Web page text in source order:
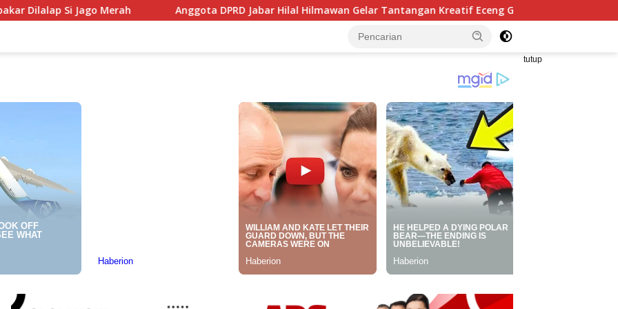
Anggota DPRD Jabar Hilal Hilmawan Gelar Tantangan Kreatif Eceng Gondok Waduk Bojongsari, Sediakan Hadiah
tutup